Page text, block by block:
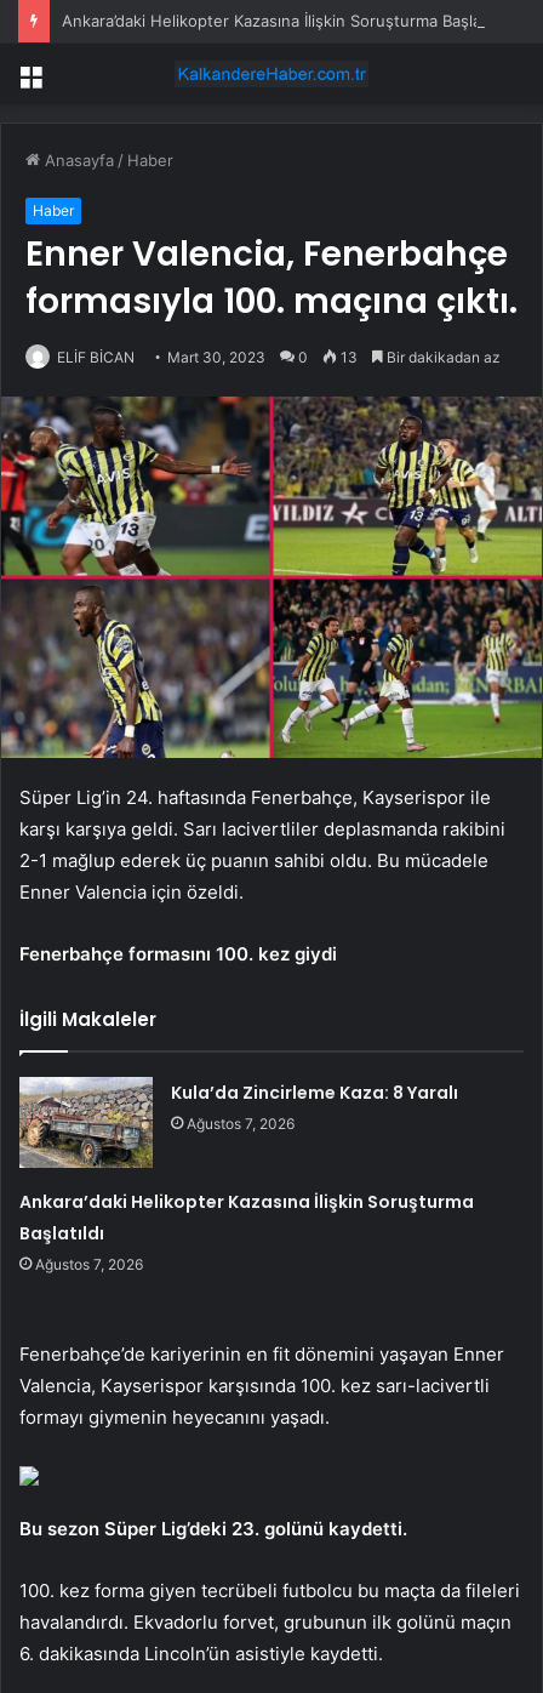
Menü
Anasayfa / Haber
Haber
Enner Valencia, Fenerbahçe
formasıyla 100. maçına çıktı.
ELİF BİCAN Mart 30, 2023 0 13 Bir dakikadan az
Süper Lig’in 24. haftasında Fenerbahçe, Kayserispor ile
karşı karşıya geldi. Sarı lacivertliler deplasmanda rakibini
2-1 mağlup ederek üç puanın sahibi oldu. Bu mücadele
Enner Valencia için özeldi.
Fenerbahçe formasını 100. kez giydi
İlgili Makaleler
Kula’da Zincirleme Kaza: 8 Yaralı
Ağustos 7, 2026
Ankara’daki Helikopter Kazasına İlişkin Soruşturma
Başlatıldı
Ağustos 7, 2026
Fenerbahçe’de kariyerinin en fit dönemini yaşayan Enner
Valencia, Kayserispor karşısında 100. kez sarı-lacivertli
formayı giymenin heyecanını yaşadı.
Bu sezon Süper Lig’deki 23. golünü kaydetti.
100. kez forma giyen tecrübeli futbolcu bu maçta da fileleri
havalandırdı. Ekvadorlu forvet, grubunun ilk golünü maçın
6. dakikasında Lincoln’ün asistiyle kaydetti.